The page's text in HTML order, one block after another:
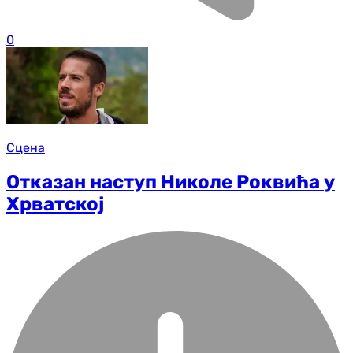
0
Сцена
Отказан наступ Николе Роквића у
Хрватској